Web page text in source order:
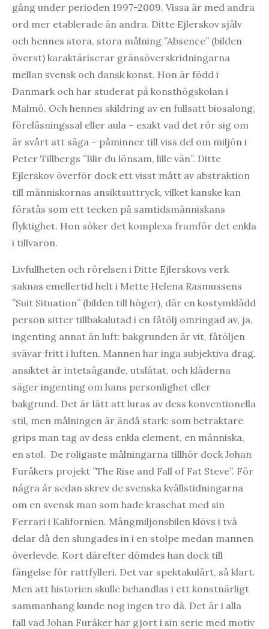
gång under perioden 1997-2009. Vissa är med andra
ord mer etablerade än andra. Ditte Ejlerskov själv
och hennes stora, stora målning ”Absence” (bilden
överst) karaktäriserar gränsöverskridningarna
mellan svensk och dansk konst. Hon är född i
Danmark och har studerat på konsthögskolan i
Malmö. Och hennes skildring av en fullsatt biosalong,
föreläsningssal eller aula – exakt vad det rör sig om
är svårt att säga – påminner till viss del om miljön i
Peter Tillbergs ”Blir du lönsam, lille vän”. Ditte
Ejlerskov överför dock ett visst mått av abstraktion
till människornas ansiktsuttryck, vilket kanske kan
förstås som ett tecken på samtidsmänniskans
flyktighet. Hon söker det komplexa framför det enkla
i tillvaron.
Livfullheten och rörelsen i Ditte Ejlerskovs verk
saknas emellertid helt i Mette Helena Rasmussens
”Suit Situation” (bilden till höger), där en kostymklädd
person sitter tillbakalutad i en fåtölj omringad av, ja,
ingenting annat än luft: bakgrunden är vit, fåtöljen
svävar fritt i luften. Mannen har inga subjektiva drag,
ansiktet är intetsägande, utslätat, och kläderna
säger ingenting om hans personlighet eller
bakgrund. Det är lätt att luras av dess konventionella
stil, men målningen är ändå stark: som betraktare
grips man tag av dess enkla element, en människa,
en stol. De roligaste målningarna tillhör dock Johan
Furåkers projekt ”The Rise and Fall of Fat Steve”. För
några år sedan skrev de svenska kvällstidningarna
om en svensk man som hade kraschat med sin
Ferrari i Kalifornien. Mångmiljonsbilen klövs i två
delar då den slungades in i en stolpe medan mannen
överlevde. Kort därefter dömdes han dock till
fängelse för rattfylleri. Det var spektakulärt, så klart.
Men att historien skulle behandlas i ett konstnärligt
sammanhang kunde nog ingen tro då. Det är i alla
fall vad Johan Furåker har gjort i sin serie med motiv